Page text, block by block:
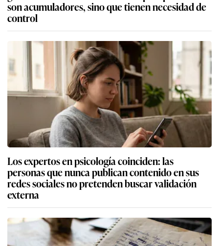
son acumuladores, sino que tienen necesidad de
control
Los expertos en psicología coinciden: las
personas que nunca publican contenido en sus
redes sociales no pretenden buscar validación
externa